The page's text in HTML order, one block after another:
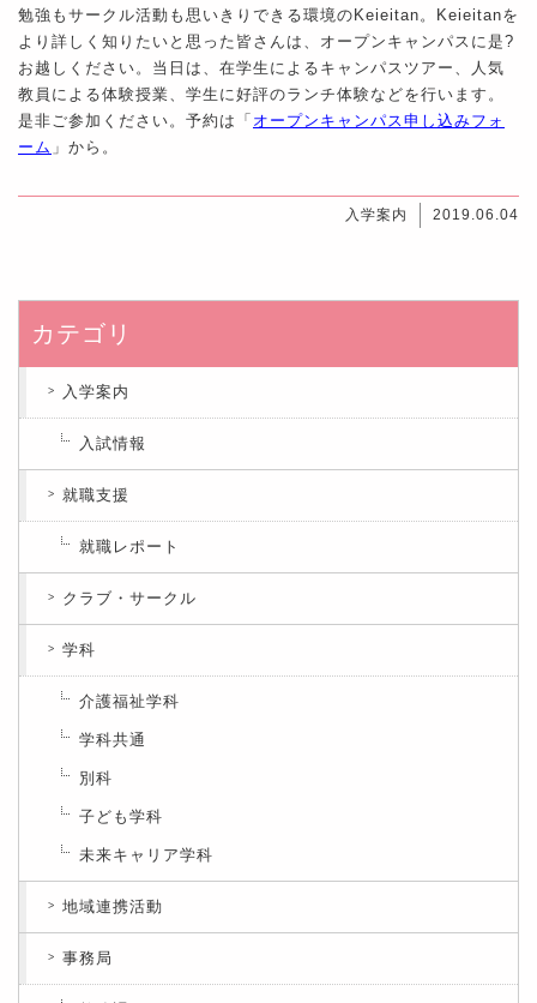
勉強もサークル活動も思いきりできる環境のKeieitan。Keieitanを
より詳しく知りたいと思った皆さんは、オープンキャンパスに是?
お越しください。当日は、在学生によるキャンパスツアー、人気
教員による体験授業、学生に好評のランチ体験などを行います。
是非ご参加ください。予約は「 オープンキャンパス申し込みフォ
ーム 」から。
入学案内 2019.06.04
カテゴリ
入学案内
入試情報
就職支援
就職レポート
クラブ・サークル
学科
介護福祉学科
学科共通
別科
子ども学科
未来キャリア学科
地域連携活動
事務局